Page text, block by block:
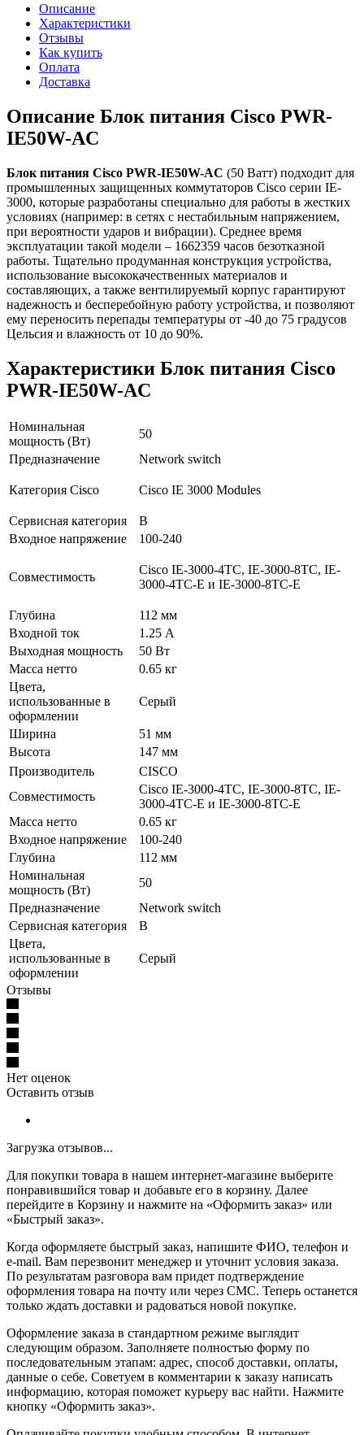
Описание
Характеристики
Отзывы
Как купить
Оплата
Доставка
Описание Блок питания Cisco PWR-
IE50W-AC
Блок питания Cisco PWR-IE50W-AC (50 Ватт) подходит для
промышленных защищенных коммутаторов Cisco серии IE-
3000, которые разработаны специально для работы в жестких
условиях (например: в сетях с нестабильным напряжением,
при вероятности ударов и вибрации). Среднее время
эксплуатации такой модели – 1662359 часов безотказной
работы. Тщательно продуманная конструкция устройства,
использование высококачественных материалов и
составляющих, а также вентилируемый корпус гарантируют
надежность и бесперебойную работу устройства, и позволяют
ему переносить перепады температуры от -40 до 75 градусов
Цельсия и влажность от 10 до 90%.
Характеристики Блок питания Cisco
PWR-IE50W-AC
Номинальная
мощность (Вт)
50
Предназначение
Network switch
Категория Cisco Cisco IE 3000 Modules
Сервисная категория
B
Входное напряжение
100-240
Совместимость
Cisco IE-3000-4TC, IE-3000-8TC, IE-
3000-4TC-E и IE-3000-8TC-E
Глубина
112 мм
Входной ток
1.25 А
Выходная мощность
50 Вт
Масса нетто
0.65 кг
Цвета,
использованные в
оформлении
Серый
Ширина
51 мм
Высота
147 мм
Производитель
CISCO
Совместимость
Cisco IE-3000-4TC, IE-3000-8TC, IE-
3000-4TC-E и IE-3000-8TC-E
Масса нетто
0.65 кг
Входное напряжение
100-240
Глубина
112 мм
Номинальная
мощность (Вт)
50
Предназначение
Network switch
Сервисная категория
B
Цвета,
использованные в
оформлении
Серый
Отзывы
Нет оценок
Оставить отзыв
Загрузка отзывов...
Для покупки товара в нашем интернет-магазине выберите
понравившийся товар и добавьте его в корзину. Далее
перейдите в Корзину и нажмите на «Оформить заказ» или
«Быстрый заказ».
Когда оформляете быстрый заказ, напишите ФИО, телефон и
e-mail. Вам перезвонит менеджер и уточнит условия заказа.
По результатам разговора вам придет подтверждение
оформления товара на почту или через СМС. Теперь останется
только ждать доставки и радоваться новой покупке.
Оформление заказа в стандартном режиме выглядит
следующим образом. Заполняете полностью форму по
последовательным этапам: адрес, способ доставки, оплаты,
данные о себе. Советуем в комментарии к заказу написать
информацию, которая поможет курьеру вас найти. Нажмите
кнопку «Оформить заказ».